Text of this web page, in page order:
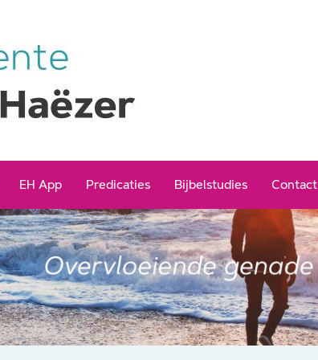
EH App Predicaties Bijbelstudies Contact